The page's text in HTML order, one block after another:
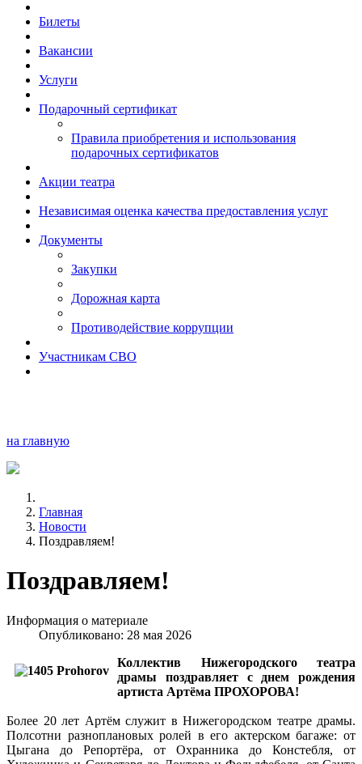
Билеты
Вакансии
Услуги
Подарочный сертификат
Правила приобретения и использования
подарочных сертификатов
Акции театра
Независимая оценка качества предоставления услуг
Документы
Закупки
Дорожная карта
Противодействие коррупции
Участникам СВО
на главную
Главная
Новости
Поздравляем!
Поздравляем!
Информация о материале
Опубликовано: 28 мая 2026
Коллектив Нижегородского театра
драмы поздравляет с днем рождения
артиста Артёма ПРОХОРОВА!
Более 20 лет Артём служит в Нижегородском театре драмы.
Полсотни разноплановых ролей в его актерском багаже: от
Цыгана до Репортёра, от Охранника до Констебля, от